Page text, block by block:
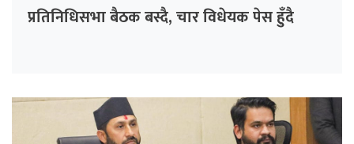
प्रतिनिधिसभा बैठक बस्दै, चार विधेयक पेस हुँदै